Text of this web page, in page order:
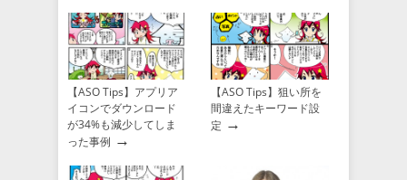
【ASO Tips】アプリア
イコンでダウンロード
が34%も減少してしま
った事例 →
【ASO Tips】狙い所を
間違えたキーワード設
定 →